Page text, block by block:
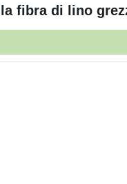
fibra di lino